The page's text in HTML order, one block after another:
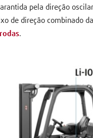
pela direção
de direção combinado
.